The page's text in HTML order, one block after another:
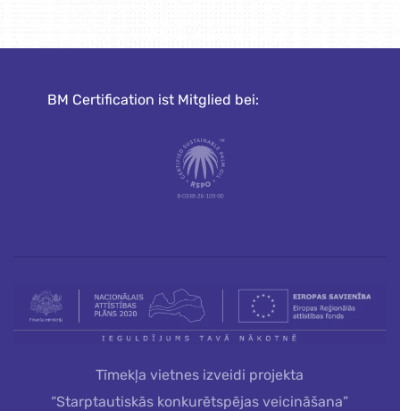
BM Certification ist Mitglied bei:
Tīmekļa vietnes izveidi projekta
“Starptautiskās konkurētspējas veicināšana”